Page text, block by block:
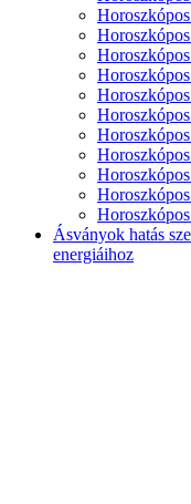
Ásványok hatás
energiáihoz